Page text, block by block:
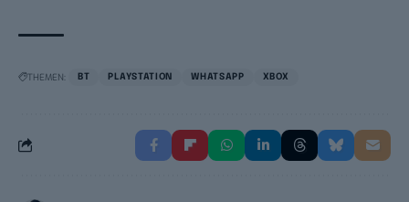
THEMEN: BT PLAYSTATION WHATSAPP XBOX